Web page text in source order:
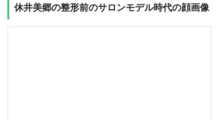
休井美郷の整形前のサロンモデル時代の顔画像